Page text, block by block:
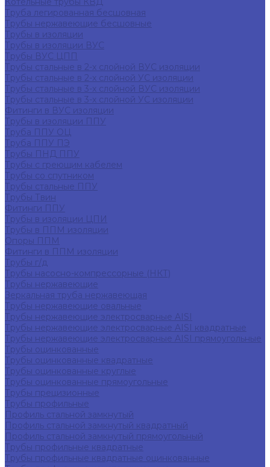
Труба легированная бесшовная
Трубы нержавеющие бесшовные
Трубы в изоляции
Трубы в изоляции ВУС
Трубы ВУС ЦПП
Трубы стальные в 2-х слойной ВУС изоляции
Трубы стальные в 2-х слойной УС изоляции
Трубы стальные в 3-х слойной ВУС изоляции
Трубы стальные в 3-х слойной УС изоляции
Фитинги в ВУС изоляции
Трубы в изоляции ППУ
Труба ППУ ОЦ
Труба ППУ ПЭ
Трубы ПНД ППУ
Трубы с греющим кабелем
Трубы со спутником
Трубы стальные ППУ
Трубы Твин
Фитинги ППУ
Трубы в изоляции ЦПИ
Трубы в ППМ изоляции
Опоры ППМ
Фитинги в ППМ изоляции
Трубы г/д
Трубы насосно-компрессорные (НКТ)
Трубы нержавеющие
Зеркальная труба нержавеющая
Трубы нержавеющие овальные
Трубы нержавеющие электросварные AISI
Трубы нержавеющие электросварные AISI квадратные
Трубы нержавеющие электросварные AISI прямоугольные
Трубы оцинкованные
Трубы оцинкованные квадратные
Трубы оцинкованные круглые
Трубы оцинкованные прямоугольные
Трубы прецизионные
Трубы профильные
Профиль стальной замкнутый
Профиль стальной замкнутый квадратный
Профиль стальной замкнутый прямоугольный
Трубы профильные квадратные
Трубы профильные квадратные оцинкованные